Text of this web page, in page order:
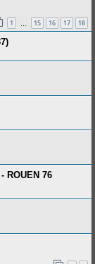
1 15 16 17 18
ROUEN 76